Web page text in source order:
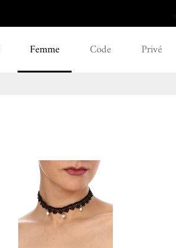
Femme Code Privé